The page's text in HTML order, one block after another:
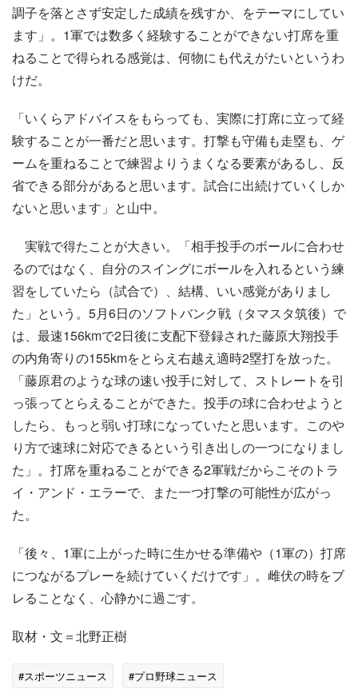
調子を落とさず安定した成績を残すか、をテーマにしてい
ます」。1軍では数多く経験することができない打席を重
ねることで得られる感覚は、何物にも代えがたいというわ
けだ。
「いくらアドバイスをもらっても、実際に打席に立って経
験することが一番だと思います。打撃も守備も走塁も、ゲ
ームを重ねることで練習よりうまくなる要素があるし、反
省できる部分があると思います。試合に出続けていくしか
ないと思います」と山中。
実戦で得たことが大きい。「相手投手のボールに合わせ
るのではなく、自分のスイングにボールを入れるという練
習をしていたら（試合で）、結構、いい感覚がありまし
た」という。5月6日のソフトバンク戦（タマスタ筑後）で
は、最速156kmで2日後に支配下登録された藤原大翔投手
の内角寄りの155kmをとらえ右越え適時2塁打を放った。
「藤原君のような球の速い投手に対して、ストレートを引
っ張ってとらえることができた。投手の球に合わせようと
したら、もっと弱い打球になっていたと思います。このや
り方で速球に対応できるという引き出しの一つになりまし
た」。打席を重ねることができる2軍戦だからこそのトラ
イ・アンド・エラーで、また一つ打撃の可能性が広がっ
た。
「後々、1軍に上がった時に生かせる準備や（1軍の）打席
につながるプレーを続けていくだけです」。雌伏の時をブ
レることなく、心静かに過ごす。
取材・文＝北野正樹
#スポーツニュース #プロ野球ニュース